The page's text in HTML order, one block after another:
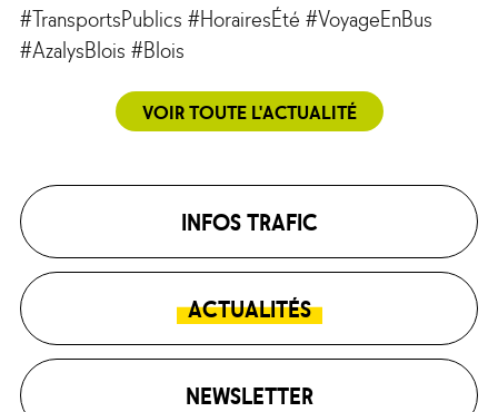
#TransportsPublics #HorairesÉté #VoyageEnBus
#AzalysBlois #Blois
VOIR TOUTE L'ACTUALITÉ
INFOS TRAFIC
ACTUALITÉS
NEWSLETTER